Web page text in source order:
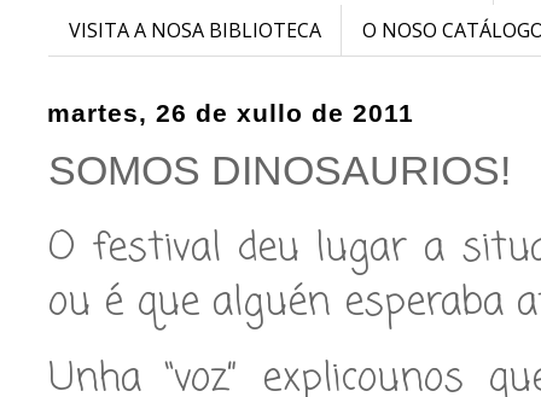
VISITA A NOSA BIBLIOTECA
O NOSO
martes, 26 de xullo de 2011
SOMOS DINOSAURIOS!
O festival deu lugar a
ou é que alguén esperaba
Unha “voz” explicounos